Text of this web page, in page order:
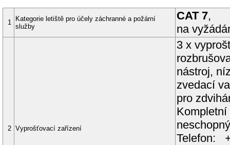
1
Kategorie letiště pro účely záchranné a požární
služby
CAT 7,
na
2 Vyprošťovací zařízení
3 x
nástroj,
zvedací
pro
Kompletní
Telefon: